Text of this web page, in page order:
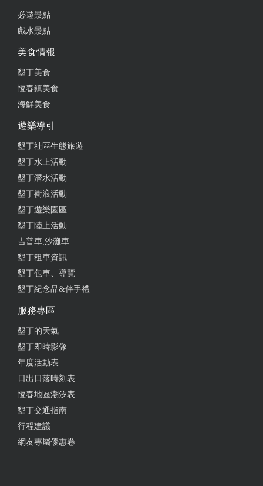
會好地方。
便宜實惠，老闆待人親切
老闆娘親切，乾淨舒適的民宿！ 旁邊200公尺就是麥
當勞還有便利超商，很方便！
這次因人數較多，協調後老闆娘盡全力幫助我們，讓
這次旅行完美落幕， 從詢問房價到確定住宿完退房，
一鍋雞湯，下回有機會去玩，第一考量的民宿業者 謝
謝老闆娘 愛❤️妳
必遊景點
戲水景點
美食情報
墾丁美食
恆春鎮美食
海鮮美食
遊樂導引
墾丁社區生態旅遊
墾丁水上活動
墾丁潛水活動
墾丁衝浪活動
墾丁遊樂園區
墾丁陸上活動
吉普車,沙灘車
墾丁租車資訊
墾丁包車、導覽
墾丁紀念品&伴手禮
服務專區
墾丁的天氣
墾丁即時影像
年度活動表
日出日落時刻表
恆春地區潮汐表
墾丁交通指南
行程建議
網友專屬優惠卷